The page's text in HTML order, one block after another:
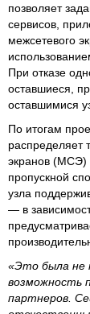
позволяет
сервисов,
межсетевого
При отказе
оставшиеся,
оставшимися
По итогам
экранов (МСЭ)
пропускной
узла
— в
«Это была не
возможность
партнеров.